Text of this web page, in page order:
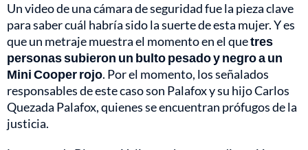
Un video de una cámara de seguridad fue la pieza clave
para saber cuál habría sido la suerte de esta mujer. Y es
que un metraje muestra el momento en el quetres
personas subieron un bulto pesado y negro a un
Mini Cooper rojo. Por el momento, los señalados
responsables de este caso son Palafox y su hijo Carlos
Quezada Palafox, quienes se encuentran prófugos de la
justicia.